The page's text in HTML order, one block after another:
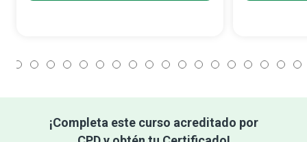
¡Completa este curso acreditado por